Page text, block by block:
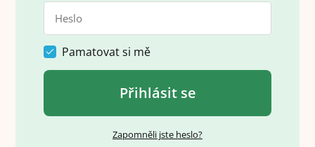
Pamatovat si mě
Přihlásit se
Zapomněli jste heslo?